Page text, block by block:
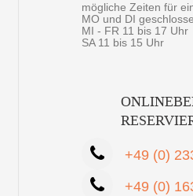
mögliche Zeiten für
MO und DI
MI - FR 11 bis 17 Uhr
SA 11 bis 15 Uhr
+49 (0)
+49 (0)